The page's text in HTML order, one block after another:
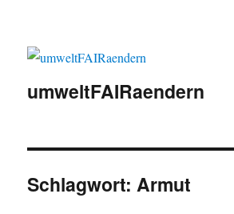
umweltFAIRaendern
Schlagwort:Armut